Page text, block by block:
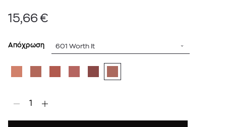
15,66 €
Απόχρωση 601 Worth It
1